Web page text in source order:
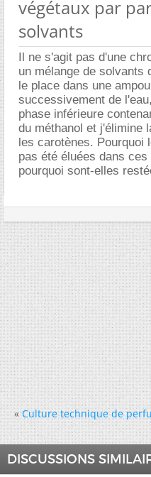
végétaux par
solvants
Il ne s'agit pas d'une
un mélange de solvants
le place dans une
successivement de
phase inférieure
du méthanol et j'élimine
les carotènes. Pourquoi
pas été éluées dans
pourquoi sont-elles
« Culture technique de
DISCUSSIONS